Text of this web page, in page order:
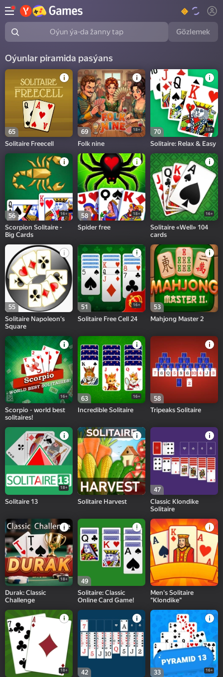
Oýun ýa-da žanny tap Gözlemek
Oýunlar piramida pasýans
65
Solitaire Freecell
69 18+
Folk nine
70 18+
Solitaire: Relax & Easy
56 16+
Scorpion Solitaire -
Big Cards
58 18+
Spider free
16+
Solitaire «Well» 104
cards
55
Solitaire Napoleon's
Square
51 16+
Solitaire Free Cell 24
53
Mahjong Master 2
16+
Scorpio - world best
solitaires!
63 16+
Incredible Solitaire
58
Tripeaks Solitaire
18+
Solitaire 13 Solitaire Harvest
47
Classic Klondike
Solitaire
18+
Durak: Classic
Challenge
49
Solitaire: Classic
Online Card Game!
Men's Solitaire
"Klondike"
18+
42
33 16+